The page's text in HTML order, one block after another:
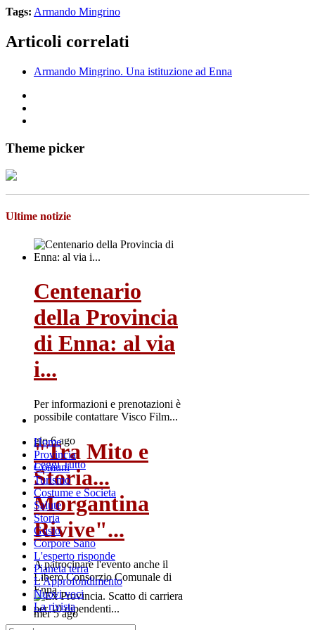
Tags: Armando Mingrino
Articoli correlati
Armando Mingrino. Una istituzione ad Enna
Theme picker
Ultime notizie
Centenario
della Provincia
di Enna: al via
i...
Per informazioni e prenotazioni è
possibile contattare Visco Film...
gio 6 ago
Leggi Tutto
"Tra Mito e
Storia...
Morgantina
Rivive"...
A patrocinare l'evento anche il
Libero Consorzio Comunale di
Enna
mer 5 ago
Home
Provincia
Comuni
Turismo
Costume e Societa
Salute
Storia
Gusto
Corpore Sano
L'esperto risponde
Pianeta terra
L'Approfondimento
Nuovi voci
La rivista